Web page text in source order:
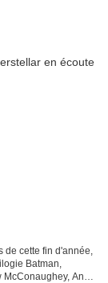
cette fin d'année,
Batman,
Anne